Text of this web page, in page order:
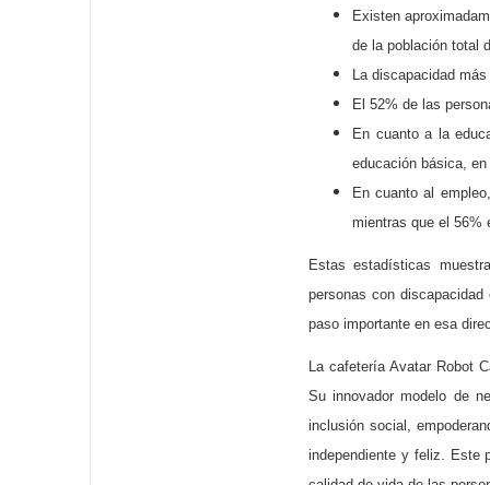
Existen
de la población total
La discapacidad
El 52% de las
En cuanto a la
educación básica,
En cuanto al
mientras que el 56%
Estas estadísticas
personas con
paso importante en esa
La cafetería Avatar Robot
Su innovador modelo de
inclusión social,
independiente y feliz. Este